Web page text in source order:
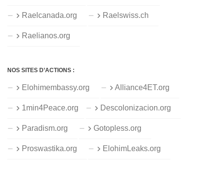
Raelcanada.org Raelswiss.ch
Raelianos.org
NOS SITES D’ACTIONS :
Elohimembassy.org Alliance4ET.org
1min4Peace.org Descolonizacion.org
Paradism.org Gotopless.org
Proswastika.org ElohimLeaks.org